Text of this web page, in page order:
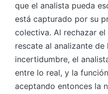
que el analista pueda
está capturado por su
colectiva. Al rechazar
rescate al analizante de
incertidumbre, el
entre lo real, y la
aceptando entonces la